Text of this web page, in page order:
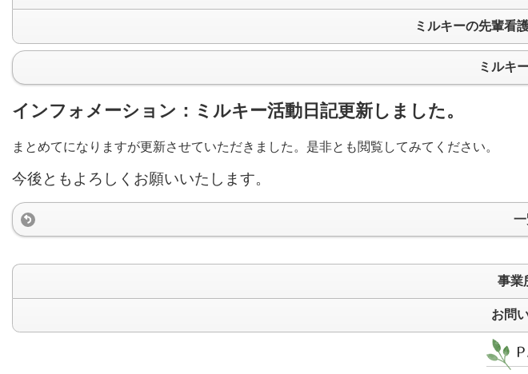
ミルキーの先輩看
ミルキ
インフォメーション：ミルキー活動日記更新しました。
まとめてになりますが更新させていただきました。是非とも閲覧してみてください。
今後ともよろしくお願いいたします。
事業
お問